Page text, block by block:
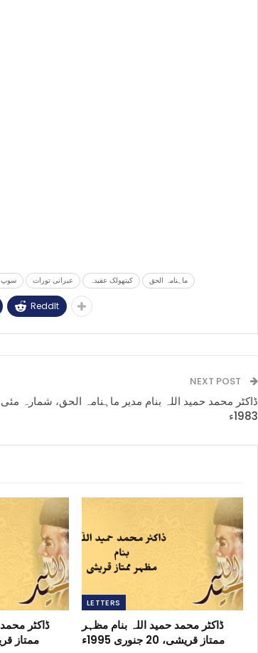
سوپ عبرانی تورات کیتھولک عقیدہ ماہنامہ الحق
ReddIt
NEXT POST
ڈاکٹر محمد حمید اللہ بنام مدیر ماہنامہ الحق، شمارہ مئی
1983ء
ڈاکٹر
ممتاز قریشی،
LETTERS
ڈاکٹر محمد حمید اللہ بنام مظہر
ممتاز قریشی، 20 جنوری 1995ء